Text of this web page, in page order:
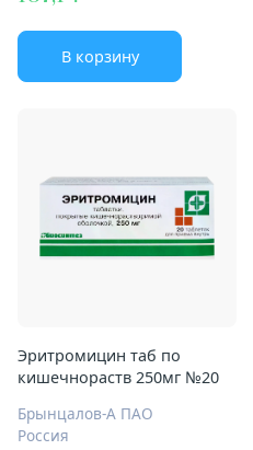
В корзину
Эритромицин таб по
кишечнораств 250мг №20
Брынцалов-А ПАО
Россия